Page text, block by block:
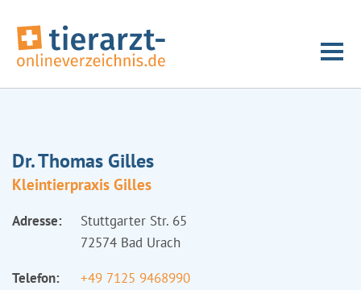
Dr. Thomas Gilles
Kleintierpraxis Gilles
Adresse:
Stuttgarter Str. 65
72574 Bad Urach
Telefon:
+49 7125 9468990